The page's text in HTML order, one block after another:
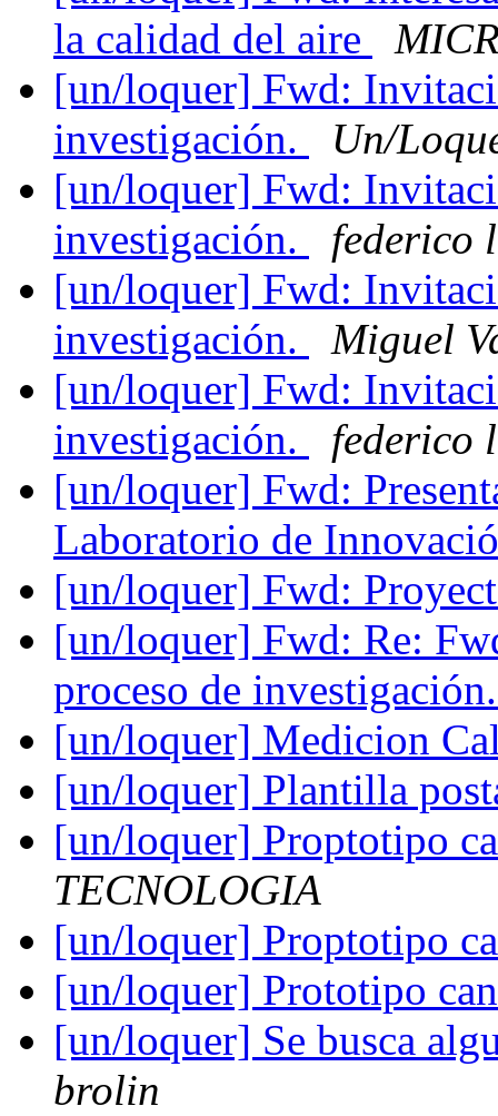
la calidad del aire
[un/loquer] Fwd:
investigación.
Un/
[un/loquer] Fwd:
investigación.
federico
[un/loquer] Fwd:
investigación.
Miguel
[un/loquer] Fwd:
investigación.
federico
[un/loquer] Fwd:
Laboratorio de
[un/loquer] Fwd:
[un/loquer] Fwd: Re:
proceso de
[un/loquer] Medicion
[un/loquer] Plantilla
[un/loquer] Proptotipo
TECNOLOGIA
[un/loquer] Proptotipo
[un/loquer] Prototipo
[un/loquer] Se busca
brolin